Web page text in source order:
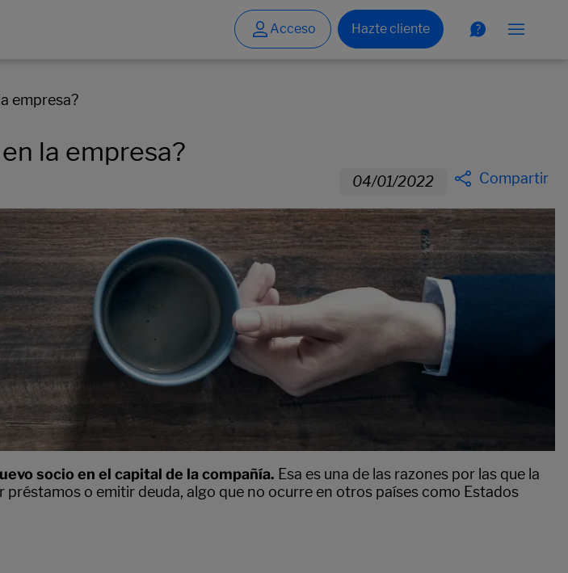
empresa?
la empresa?
04/01/2022 Compartir
socio en el capital de la compañía. Esa es una de las razones por las que la
o emitir deuda, algo que no ocurre en otros países como Estados